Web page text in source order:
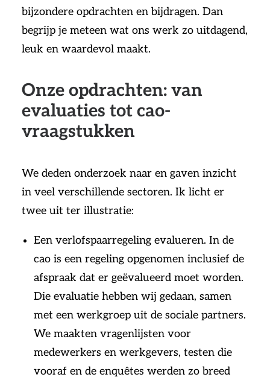
bijzondere opdrachten en bijdragen. Dan
begrijp je meteen wat ons werk zo uitdagend,
leuk en waardevol maakt.
Onze opdrachten: van
evaluaties tot cao-
vraagstukken
We deden onderzoek naar en gaven inzicht
in veel verschillende sectoren. Ik licht er
twee uit ter illustratie:
Een verlofspaarregeling evalueren. In de
cao is een regeling opgenomen inclusief de
afspraak dat er geëvalueerd moet worden.
Die evaluatie hebben wij gedaan, samen
met een werkgroep uit de sociale partners.
We maakten vragenlijsten voor
medewerkers en werkgevers, testen die
vooraf en de enquêtes werden zo breed